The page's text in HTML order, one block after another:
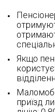
Якщо
приїзд